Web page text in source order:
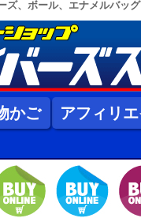
ズ、ボール、エナメルバッ
かご アフィリエ